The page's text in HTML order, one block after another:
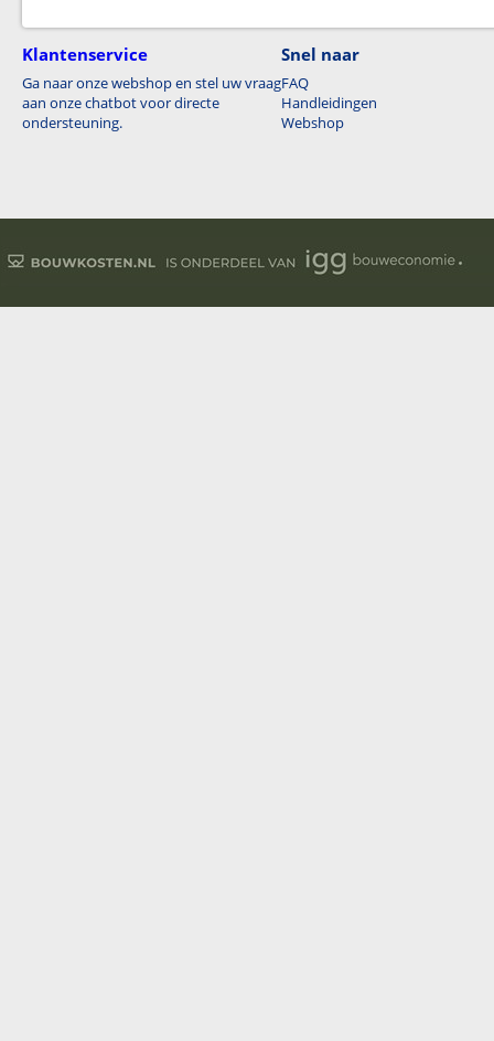
Klantenservice
Ga naar onze webshop en stel uw vraag
aan onze chatbot voor directe
ondersteuning.
Snel naar
FAQ
Handleidingen
Webshop